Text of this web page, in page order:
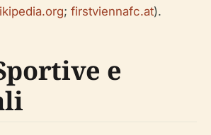
; firstviennafc.at).
e